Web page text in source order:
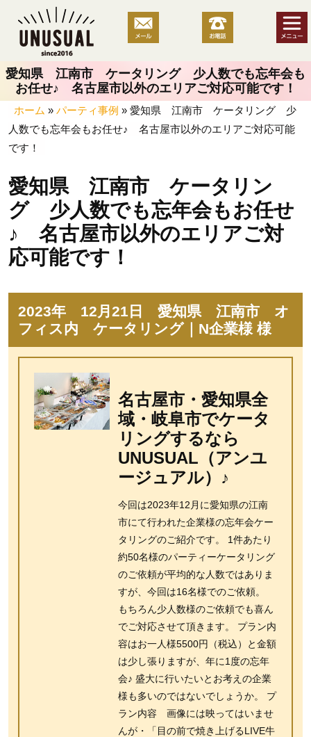
ツ愛知県 江南市 ケータリング 少人数でも忘年会も
お任せ♪ 名古屋市以外のエリアご対応可能です！
ホーム » パーティ事例 » 愛知県 江南市 ケータリング 少
人数でも忘年会もお任せ♪ 名古屋市以外のエリアご対応可能
です！
愛知県 江南市 ケータリン
グ 少人数でも忘年会もお任せ
♪ 名古屋市以外のエリアご対
応可能です！
2023年 12月21日 愛知県 江南市 オ
フィス内 ケータリング｜N企業様 様
名古屋市・愛知県全
域・岐阜市でケータ
リングするなら
UNUSUAL（アンユ
ージュアル）♪
今回は2023年12月に愛知県の江南
市にて行われた企業様の忘年会ケー
タリングのご紹介です。 1件あたり
約50名様のパーティーケータリング
のご依頼が平均的な人数ではありま
すが、今回は16名様でのご依頼。
もちろん少人数様のご依頼でも喜ん
でご対応させて頂きます。 プラン内
容はお一人様5500円（税込）と金額
は少し張りますが、年に1度の忘年
会♪ 盛大に行いたいとお考えの企業
様も多いのではないでしょうか。 プ
ラン内容 画像には映ってはいませ
んが・「目の前で焼き上げるLIVE牛